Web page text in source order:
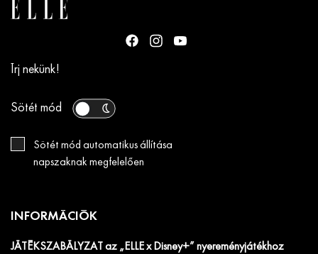
Írj nekünk!
Sötét mód
Sötét mód automatikus állítása
napszaknak megfelelően
INFORMÁCIÓK
JÁTÉKSZABÁLYZAT az „ELLE x Disney+” nyereményjátékhoz